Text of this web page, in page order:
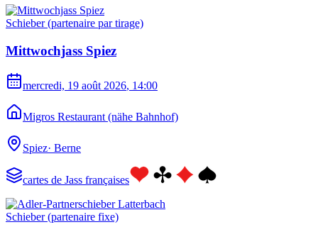
Schieber (partenaire par tirage)
Mittwochjass Spiez
mercredi, 19 août 2026, 14:00
Migros Restaurant (nähe Bahnhof)
Spiez· Berne
cartes de Jass françaises
Schieber (partenaire fixe)